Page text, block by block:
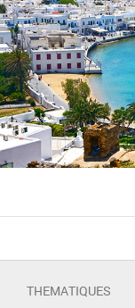
THEMATIQUES